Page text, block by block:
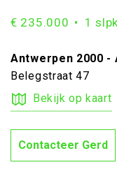
€ 235.000 1 slpk
Antwerpen 2000 -
Belegstraat 47
Bekijk op kaart
Contacteer Gerd